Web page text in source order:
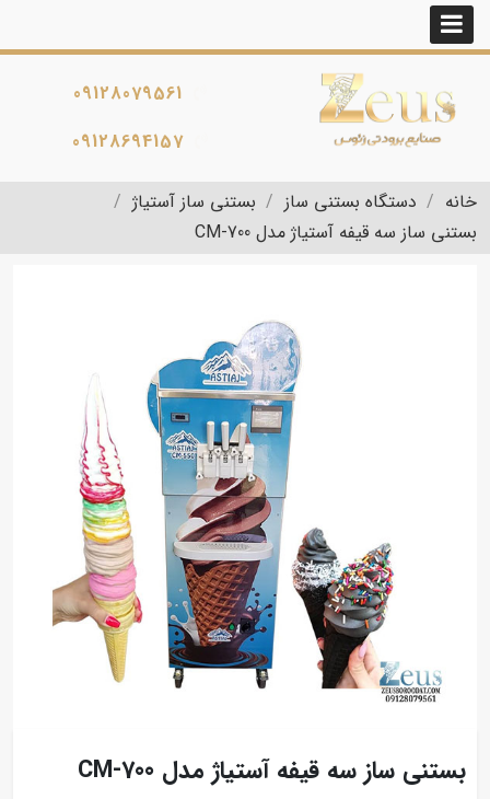
09128079561
09128694157
خانه دستگاه بستنی ساز
بستنی ساز آستیاژ
بستنی ساز سه قیفه آستیاژ مدل CM-700
بستنی ساز سه قیفه آستیاژ مدل CM-700